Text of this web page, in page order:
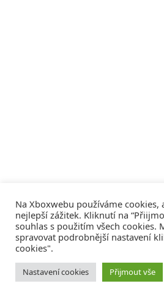
Tvorba webů a sociální služby
Na Xboxwebu používáme
nejlepší zážitek. Kliknutí na
souhlas s použitím všech cookies.
spravovat podrobnější nastavení
cookies".
Nastavení cookies Přijmout vše